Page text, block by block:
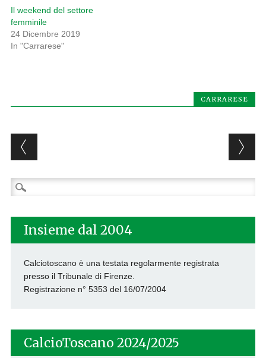
Il weekend del settore
femminile
24 Dicembre 2019
In "Carrarese"
CARRARESE
Post navigation
Ricerca
per:
Insieme dal 2004
Calciotoscano è una testata regolarmente registrata
presso il Tribunale di Firenze.
Registrazione n° 5353 del 16/07/2004
CalcioToscano 2024/2025